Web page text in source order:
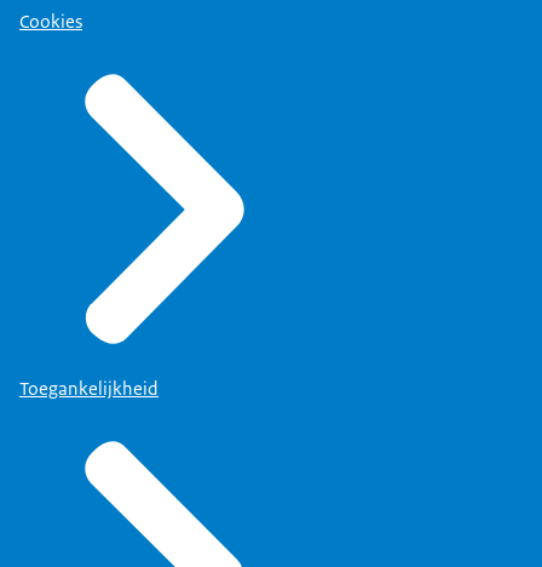
Cookies
Toegankelijkheid